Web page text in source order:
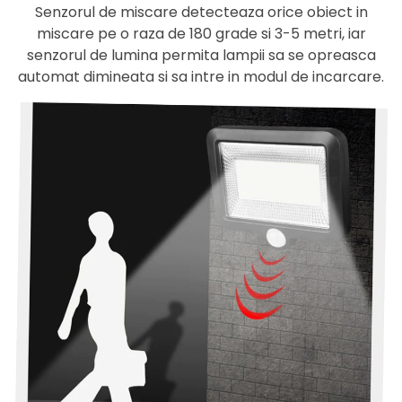
Senzorul de miscare detecteaza orice obiect in
miscare pe o raza de 180 grade si 3-5 metri, iar
senzorul de lumina permita lampii sa se opreasca
automat dimineata si sa intre in modul de incarcare.